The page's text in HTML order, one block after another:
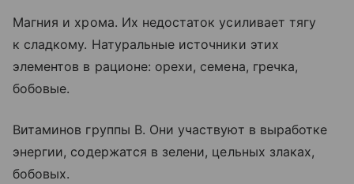
Магния и хрома. Их недостаток усиливает тягу
к сладкому. Натуральные источники этих
элементов в рационе: орехи, семена, гречка,
бобовые.
Витаминов группы B. Они участвуют в выработке
энергии, содержатся в зелени, цельных злаках,
бобовых.